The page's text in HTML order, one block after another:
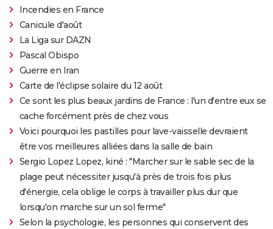
Incendies en France
Canicule d'août
La Liga sur DAZN
Pascal Obispo
Guerre en Iran
Carte de l'éclipse solaire du 12 août
Ce sont les plus beaux jardins de France : l'un d'entre eux se
cache forcément près de chez vous
Voici pourquoi les pastilles pour lave-vaisselle devraient
être vos meilleures alliées dans la salle de bain
Sergio Lopez Lopez, kiné : "Marcher sur le sable sec de la
plage peut nécessiter jusqu'à près de trois fois plus
d'énergie, cela oblige le corps à travailler plus dur que
lorsqu'on marche sur un sol ferme"
Selon la psychologie, les personnes qui conservent des